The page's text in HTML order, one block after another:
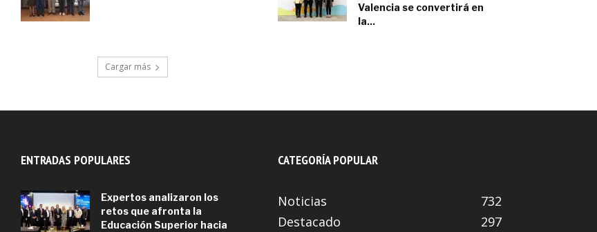
Valencia se convertirá en
la...
Cargar más
ENTRADAS POPULARES
Expertos analizaron los
retos que afronta la
Educación Superior hacia
CATEGORÍA POPULAR
Noticias
732
Destacado
297